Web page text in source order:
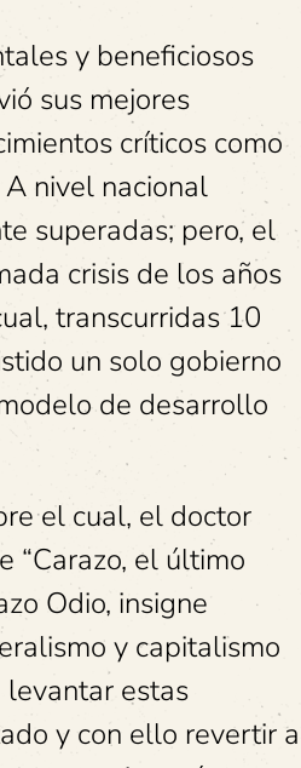
y beneficiosos
sus mejores
críticos como
nivel nacional
superadas; pero, el
crisis de los años
transcurridas 10
un solo gobierno
de desarrollo
el cual, el doctor
“Carazo, el último
Odio, insigne
y capitalismo
levantar estas
y con ello revertir a